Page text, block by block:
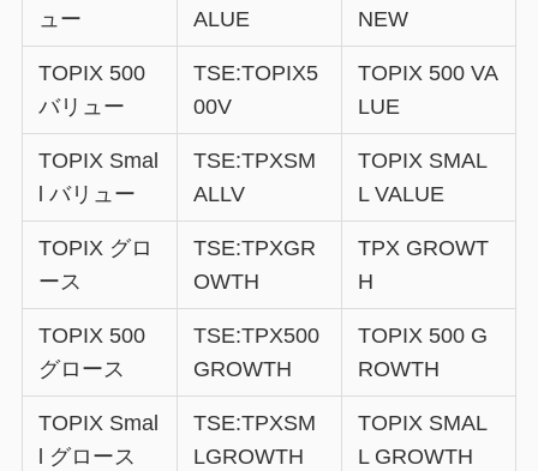
ュー
ALUE
NEW
TOPIX 500
バリュー
TSE:TOPIX5
00V
TOPIX 500 VA
LUE
TOPIX Smal
l バリュー
TSE:TPXSM
ALLV
TOPIX SMAL
L VALUE
TOPIX グロ
ース
TSE:TPXGR
OWTH
TPX GROWT
H
TOPIX 500
グロース
TSE:TPX500
GROWTH
TOPIX 500 G
ROWTH
TOPIX Smal
l グロース
TSE:TPXSM
LGROWTH
TOPIX SMAL
L GROWTH